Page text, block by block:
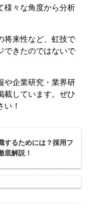
様々な角度から分析
将来性など、虹技で
できたのではないで
や企業研究・業界研
載しています。ぜひ
！
するためには？採用フ
底解説！